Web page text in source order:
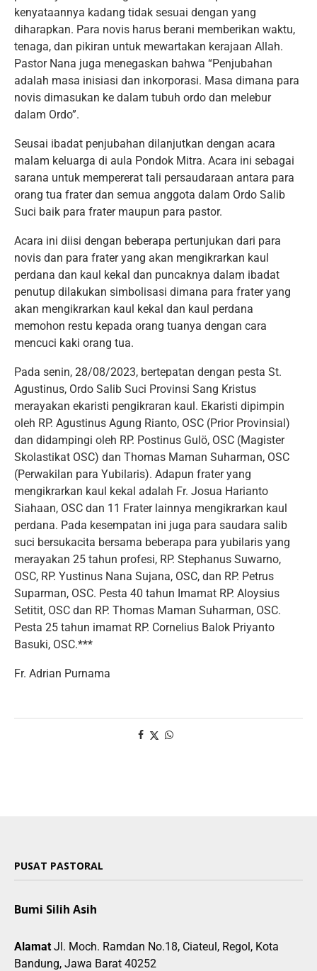
kenyataannya kadang tidak sesuai dengan yang
diharapkan. Para novis harus berani memberikan waktu,
tenaga, dan pikiran untuk mewartakan kerajaan Allah.
Pastor Nana juga menegaskan bahwa “Penjubahan
adalah masa inisiasi dan inkorporasi. Masa dimana para
novis dimasukan ke dalam tubuh ordo dan melebur
dalam Ordo”.
Seusai ibadat penjubahan dilanjutkan dengan acara
malam keluarga di aula Pondok Mitra. Acara ini sebagai
sarana untuk mempererat tali persaudaraan antara para
orang tua frater dan semua anggota dalam Ordo Salib
Suci baik para frater maupun para pastor.
Acara ini diisi dengan beberapa pertunjukan dari para
novis dan para frater yang akan mengikrarkan kaul
perdana dan kaul kekal dan puncaknya dalam ibadat
penutup dilakukan simbolisasi dimana para frater yang
akan mengikrarkan kaul kekal dan kaul perdana
memohon restu kepada orang tuanya dengan cara
mencuci kaki orang tua.
Pada senin, 28/08/2023, bertepatan dengan pesta St.
Agustinus, Ordo Salib Suci Provinsi Sang Kristus
merayakan ekaristi pengikraran kaul. Ekaristi dipimpin
oleh RP. Agustinus Agung Rianto, OSC (Prior Provinsial)
dan didampingi oleh RP. Postinus Gulö, OSC (Magister
Skolastikat OSC) dan Thomas Maman Suharman, OSC
(Perwakilan para Yubilaris). Adapun frater yang
mengikrarkan kaul kekal adalah Fr. Josua Harianto
Siahaan, OSC dan 11 Frater lainnya mengikrarkan kaul
perdana. Pada kesempatan ini juga para saudara salib
suci bersukacita bersama beberapa para yubilaris yang
merayakan 25 tahun profesi, RP. Stephanus Suwarno,
OSC, RP. Yustinus Nana Sujana, OSC, dan RP. Petrus
Suparman, OSC. Pesta 40 tahun Imamat RP. Aloysius
Setitit, OSC dan RP. Thomas Maman Suharman, OSC.
Pesta 25 tahun imamat RP. Cornelius Balok Priyanto
Basuki, OSC.***
Fr. Adrian Purnama
PUSAT PASTORAL
Bumi Silih Asih
Alamat Jl. Moch. Ramdan No.18, Ciateul, Regol, Kota
Bandung, Jawa Barat 40252